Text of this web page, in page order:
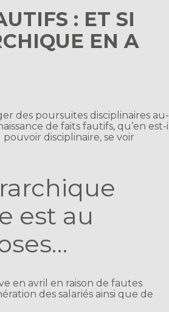
: ET SI
EN A
des poursuites disciplinaires au-
de faits fautifs, qu’en est-
disciplinaire, se voir
est au
en avril en raison de fautes
des salariés ainsi que de